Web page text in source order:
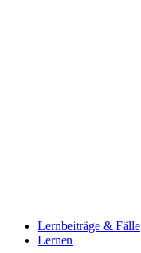
Lernbeiträge & Fälle
Lernen